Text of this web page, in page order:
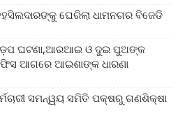
ଘେରିଲା ଧାମନଗର ବିଜେଡି
ହଡ଼ପ ଘଟଣା,ଆରଆଇ ଓ ଦୁଇ ପୁଅଙ୍କ
ଆଗରେ ଆଇଶାଙ୍କ ଧାରଣା
ସମନ୍ୱୟ ସମିତି ପକ୍ଷରୁ ଗଣଶିକ୍ଷା